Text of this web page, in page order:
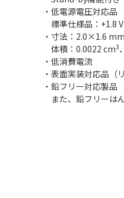
・低電源電圧対応品
標準仕様品：+1.8
・寸法：2.0×1.6
体積：0.0022 cm3
・低消費電流
・表面実装対応品（
・鉛フリー対応製品
また、鉛フリーは